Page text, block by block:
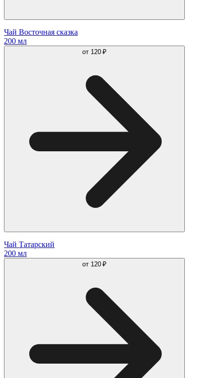
Чай Восточная сказка
200 мл
от 120 ₽
Чай Татарский
200 мл
от 120 ₽